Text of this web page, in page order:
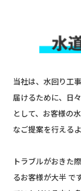
当社は、水回り工
届けるために、日
として、お客様の
なご提案を行える
トラブルがおきた
るお客様が大半 で